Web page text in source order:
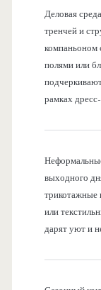
Деловая
тренчей и
компаньоном
полями или
рамках
выходного
трикотажные
или
дарят уют и